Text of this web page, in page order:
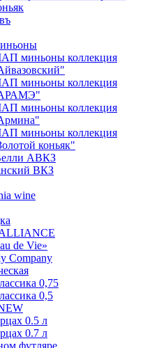
миньоны коллекция
миньоны коллекция
миньоны коллекция
миньоны коллекция
коньяк"
АВКЗ
ВКЗ
wine
de Vie»
Company
0,75
0,5
0.5 л
0.7 л
футляре